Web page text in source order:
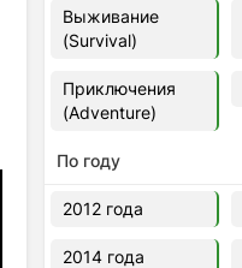
V Rising
2024
Выживание
(Survival)
Приключения
(Adventure)
По году
2012 года
2014 года